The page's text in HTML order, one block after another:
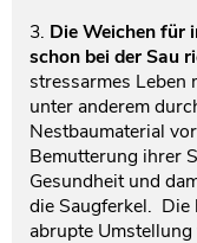
3. Die Weichen für
schon bei der Sau
stressarmes Leben
unter anderem
Nestbaumaterial
Bemutterung ihrer
Gesundheit und
die Saugferkel. Die
abrupte